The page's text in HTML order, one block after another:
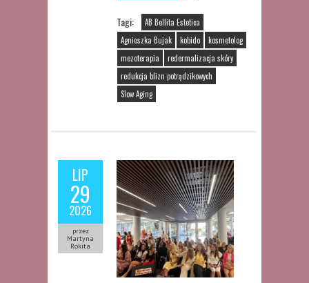
Tagi:
AB Bellita Estetica
Agnieszka Bujak
kobido
kosmetolog
mezoterapia
redermalizacja skóry
redukcja blizn potrądzikowych
Slow Aging
LIP
29
2026
przez
Martyna
Rokita